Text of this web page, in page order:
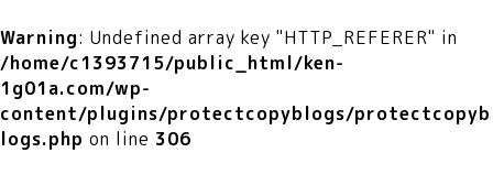
Warning: Undefined array key "HTTP_REFERER" in
/home/c1393715/public_html/ken-
1g01a.com/wp-
content/plugins/protectcopyblogs/protectcopyb
logs.php on line 306